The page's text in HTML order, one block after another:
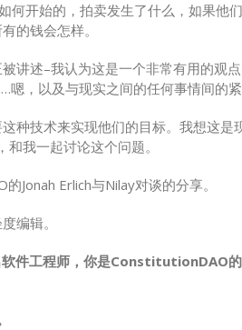
何开始的，拍卖发生了什么，如果他
的钱会怎样。
讲述–我认为这是一个非常有用的观
，以及与现实之间的任何事情间的紧
种技术来实现他们的目标。我想这是
我一起讨论这个问题。
Jonah Erlich与Nilay对谈的分享。
编辑。
件工程师，你是ConstitutionDAO